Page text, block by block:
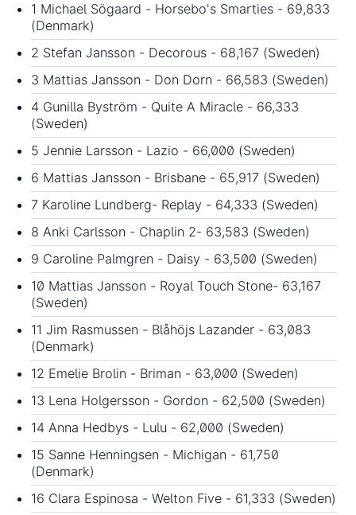
1 Michael Sögaard - Horsebo's Smarties - 69,833
(Denmark)
2 Stefan Jansson - Decorous - 68,167 (Sweden)
3 Mattias Jansson - Don Dorn - 66,583 (Sweden)
4 Gunilla Byström - Quite A Miracle - 66,333
(Sweden)
5 Jennie Larsson - Lazio - 66,000 (Sweden)
6 Mattias Jansson - Brisbane - 65,917 (Sweden)
7 Karoline Lundberg- Replay - 64,333 (Sweden)
8 Anki Carlsson - Chaplin 2- 63,583 (Sweden)
9 Caroline Palmgren - Daisy - 63,500 (Sweden)
10 Mattias Jansson - Royal Touch Stone- 63,167
(Sweden)
11 Jim Rasmussen - Blåhöjs Lazander - 63,083
(Denmark)
12 Emelie Brolin - Briman - 63,000 (Sweden)
13 Lena Holgersson - Gordon - 62,500 (Sweden)
14 Anna Hedbys - Lulu - 62,000 (Sweden)
15 Sanne Henningsen - Michigan - 61,750
(Denmark)
16 Clara Espinosa - Welton Five - 61,333 (Sweden)